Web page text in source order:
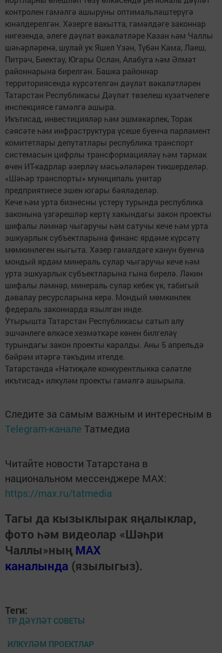
контролен гамәлгә ашыруны оптимальләштерүгә
юнәлдерелгән. Хәзерге вакытта, гамәлдәге законнар
нигезендә, әлеге дәүләт вәкаләтләре Казан һәм Чаллы
шәһәрләренә, шулай ук Яшел Үзән, Түбән Кама, Лаеш,
Питрәч, Биектау, Югары Ослан, Алабуга һәм Әлмәт
районнарына бирелгән. Башка районнар
территориясендә күрсәтелгән дәүләт вәкаләтләрен
Татарстан Республикасы Дәүләт төзелеш күзәтчелеге
инспекциясе гамәлгә ашыра.
Икътисад, инвестицияләр һәм эшмәкәрлек, Торак
сәясәте һәм инфраструктура үсеше буенча парламент
комитетлары депутатлары республика транспорт
системасын цифрлы трансформацияләү һәм тармак
өчен ИТ-кадрлар әзерләү мәсьәләләрен тикшерделәр.
«Шәһәр транспорты» муниципаль унитар
предприятиесе эшен югары бәяләделәр.
Кече һәм урта бизнесны үстерү турында республика
законына үзгәрешләр кертү хакындагы закон проекты
шифалы ләмнәр чыгаручы һәм сатучы кече һәм урта
эшкуарлык субъектларына финанс ярдәме күрсәтү
мөмкинлеген ныгыта. Хәзер гамәлдәге канун буенча
мондый ярдәм минераль сулар чыгаручы кече һәм
урта эшкуарлык субъектларына гына бирелә. Ләкин
шифалы ләмнәр, минераль сулар кебек үк, табигый
дәвалау ресурсларына керә. Мондый мөмкинлек
федераль законнарда язылган инде.
Утырышта Татарстан Республикасы сатып алу
эшчәнлеге өлкәсе хезмәткәре көнен билгеләү
турындагы закон проекты каралды. Аны 5 апрельдә
бәйрәм итәргә тәкъдим ителде.
Татарстанда «Нәтиҗәле конкурентлыкка сәләтле
икътисад» илкүләм проекты гамәлгә ашырыла.
Следите за самым важным и интересным в
Telegram-канале Татмедиа
Читайте новости Татарстана в
национальном мессенджере MАХ:
https://max.ru/tatmedia
Тагы да кызыклырак яңалыклар,
фото һәм видеолар «Шәһри
Чаллы»ның MAX
каналында (язылыгыз).
Теги:
ТР ДӘҮЛӘТ СОВЕТЫ
ИЛКҮЛӘМ ПРОЕКТЛАР